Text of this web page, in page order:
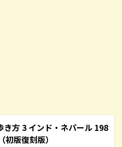
き方 3 インド・ネパール 198
初版復刻版）